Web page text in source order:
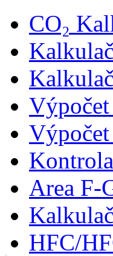
CO₂
Výpočet
Area F-
HFC/